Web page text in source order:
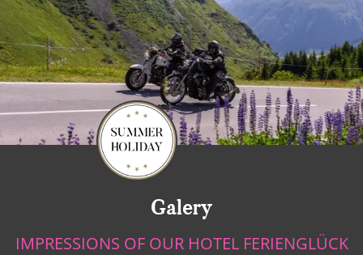
Galery
IMPRESSIONS OF OUR HOTEL FERIENGLÜCK